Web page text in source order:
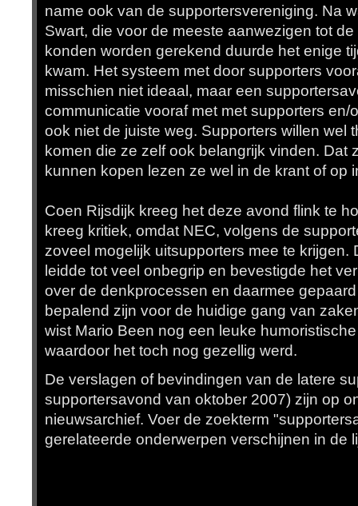
name ook van de supportersvereniging. Na
Swart, die voor de meeste aanwezigen tot
konden worden gerekend duurde het enige
kwam. Het systeem met door supporters
misschien niet ideaal, maar een
communicatie vooraf met met supporters en/
ook niet de juiste weg. Supporters willen wel
komen die ze zelf ook belangrijk vinden. Dat
kunnen kopen lezen ze wel in de krant of op
Coen Rijsdijk kreeg het deze avond flink te
kreeg kritiek, omdat NEC, volgens de
zoveel mogelijk uitsupporters mee te krijgen.
leidde tot veel onbegrip en bevestigde het
over de denkprocessen en daarmee
bepalend zijn voor de huidige gang van
wist Mario Been nog een leuke
waardoor het toch nog gezellig werd.
De verslagen of bevindingen van de latere
supportersavond van oktober 2007) zijn op
nieuwsarchief. Voer de zoekterm
gerelateerde onderwerpen verschijnen in de